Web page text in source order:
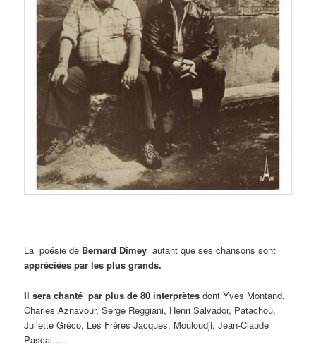
La poésie de Bernard Dimey autant que ses chansons sont
appréciées par les plus grands.
Il sera chanté par plus de 80 interprètes dont Yves Montand,
Charles Aznavour, Serge Reggiani, Henri Salvador, Patachou,
Juliette Gréco, Les Frères Jacques, Mouloudji, Jean-Claude
Pascal…..